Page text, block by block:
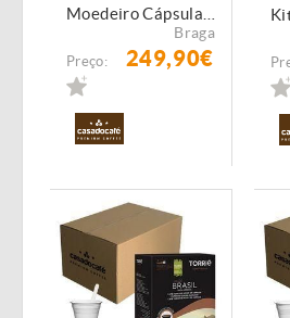
Braga
Preço: 249,90€